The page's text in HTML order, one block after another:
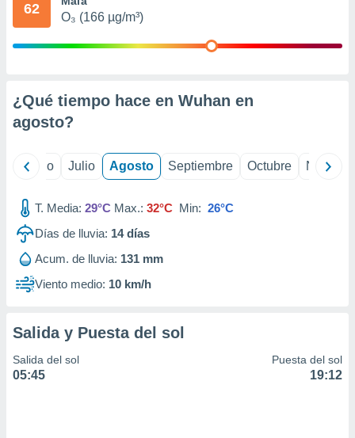
publicidad
publicidad
1199
62
O₃ (166 µg/m³)
¿Qué tiempo hace en Wuhan en
agosto?
Junio Julio Agosto Septiembre Octubre
T. Media: 29°C Max.: 32°C Min: 26°C
Días de lluvia: 14días
Acum. de lluvia: 131 mm
Viento medio: 10 km/h
Salida y Puesta del sol
Salida del sol
05:45
Puesta del sol
19:12